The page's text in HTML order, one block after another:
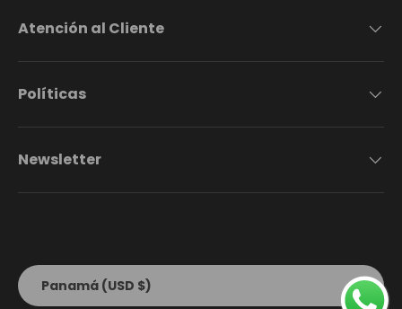
Atención al Cliente
Políticas
Newsletter
País/Región
Panamá (USD $)